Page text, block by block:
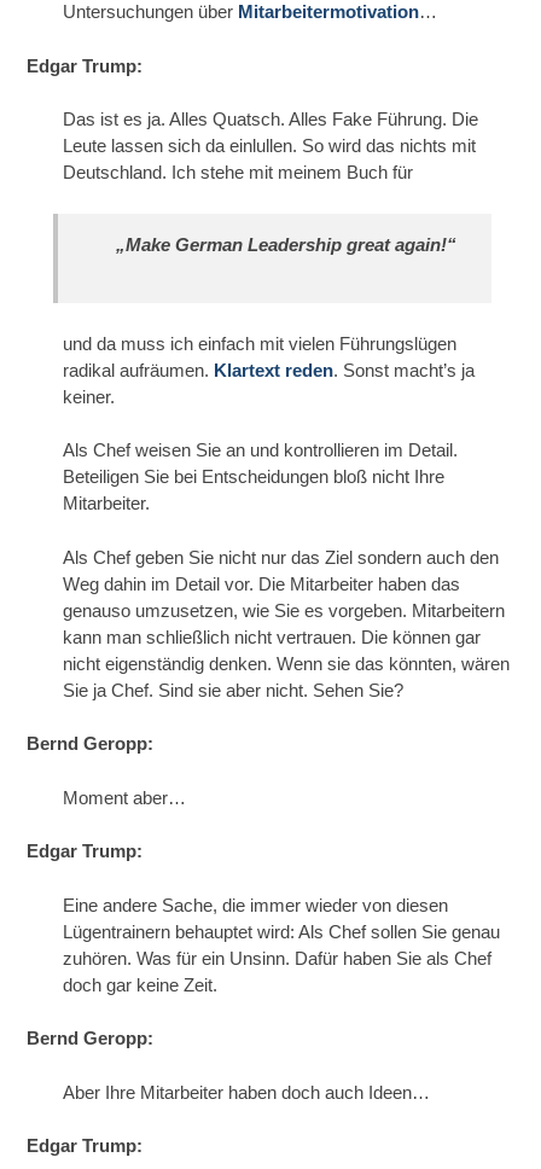
Untersuchungen über Mitarbeitermotivation…
Edgar Trump:
Das ist es ja. Alles Quatsch. Alles Fake Führung. Die
Leute lassen sich da einlullen. So wird das nichts mit
Deutschland. Ich stehe mit meinem Buch für
„Make German Leadership great again!“
und da muss ich einfach mit vielen Führungslügen
radikal aufräumen. Klartext reden. Sonst macht’s ja
keiner.
Als Chef weisen Sie an und kontrollieren im Detail.
Beteiligen Sie bei Entscheidungen bloß nicht Ihre
Mitarbeiter.
Als Chef geben Sie nicht nur das Ziel sondern auch den
Weg dahin im Detail vor. Die Mitarbeiter haben das
genauso umzusetzen, wie Sie es vorgeben. Mitarbeitern
kann man schließlich nicht vertrauen. Die können gar
nicht eigenständig denken. Wenn sie das könnten, wären
Sie ja Chef. Sind sie aber nicht. Sehen Sie?
Bernd Geropp:
Moment aber…
Edgar Trump:
Eine andere Sache, die immer wieder von diesen
Lügentrainern behauptet wird: Als Chef sollen Sie genau
zuhören. Was für ein Unsinn. Dafür haben Sie als Chef
doch gar keine Zeit.
Bernd Geropp:
Aber Ihre Mitarbeiter haben doch auch Ideen…
Edgar Trump: